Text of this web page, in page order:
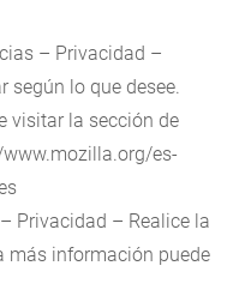
– Privacidad –
según lo que desee.
visitar la sección de
es-
Privacidad – Realice la
más información puede